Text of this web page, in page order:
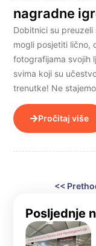
nagradne
Dobitnici su
mogli posjetiti lično,
fotografijama svojih
svima koji su
trenutke! Ne
Pročitaj više
<<
Posljednje